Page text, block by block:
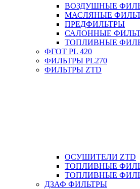
ВОЗДУШНЫЕ
МАСЛЯНЫЕ
ПРЕДФИЛЬТРЫ
САЛОННЫЕ
ТОПЛИВНЫЕ
ФГОТ PL 420
ФИЛЬТРЫ PL270
ФИЛЬТРЫ ZTD
ОСУШИТЕЛИ ZTD
ТОПЛИВНЫЕ
ТОПЛИВНЫЕ
ДЗАФ ФИЛЬТРЫ